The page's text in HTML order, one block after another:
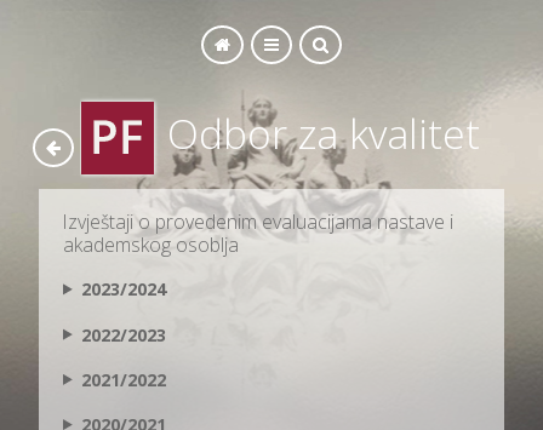
SEARCH Odbor za kvalitet
Izvještaji o provedenim evaluacijama nastave i
akademskog osoblja
2023/2024
2022/2023
2021/2022
2020/2021